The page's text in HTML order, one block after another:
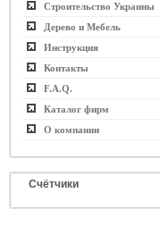
Строительство Украины
Дерево и Мебель
Инструкция
Контакты
F.A.Q.
Каталог фирм
О компании
Счётчики